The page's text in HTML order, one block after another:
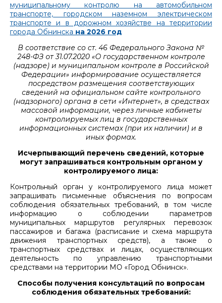
муниципальному контролю на автомобильном
транспорте, городском наземном электрическом
транспорте и в дорожном хозяйстве на территории
города Обнинска на 2026 год
В соответствие со ст. 46 Федерального Закона №
248-ФЗ от 31.07.2020 «О государственном контроле
(надзоре) и муниципальном контроле в Российской
Федерации» информирование осуществляется
посредством размещения соответствующих
сведений на официальном сайте контрольного
(надзорного) органа в сети «Интернет», в средствах
массовой информации, через личные кабинеты
контролируемых лиц в государственных
информационных системах (при их наличии) и в
иных формах.
Исчерпывающий перечень сведений, которые
могут запрашиваться контрольным органом у
контролируемого лица:
Контрольный орган у контролируемого лица может
запрашивать письменные объяснения по вопросам
соблюдения обязательных требований, в том числе
информацию о соблюдении параметров
муниципальных маршрутов регулярных перевозок
пассажиров и багажа (расписание и схема маршрута
движения транспортных средств), а также о
транспортных средствах и лицах, осуществляющих
деятельность по управлению транспортными
средствами на территории МО «Город Обнинск».
Способы получения консультаций по вопросам
соблюдения обязательных требований: